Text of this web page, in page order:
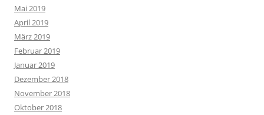
Mai 2019
April 2019
März 2019
Februar 2019
Januar 2019
Dezember 2018
November 2018
Oktober 2018